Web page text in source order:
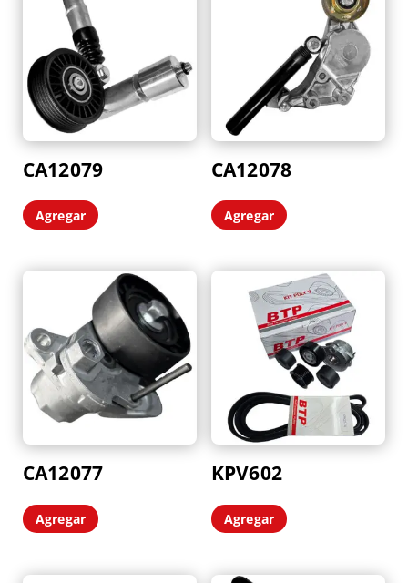
CA12079
Agregar
CA12078
Agregar
CA12077
Agregar
KPV602
Agregar